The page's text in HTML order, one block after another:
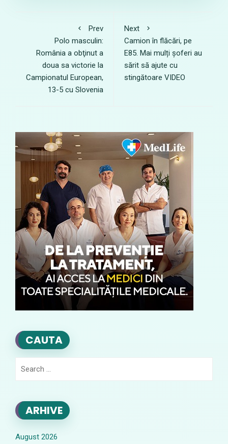
Prev
Polo masculin:
România a obţinut a
doua sa victorie la
Campionatul European,
13-5 cu Slovenia
Next
Camion în flăcări, pe
E85. Mai mulți șoferi au
sărit să ajute cu
stingătoare VIDEO
CAUTA
ARHIVE
August 2026